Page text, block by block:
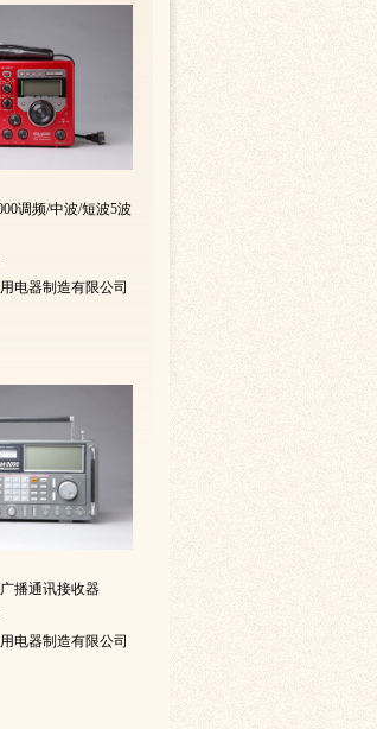
调频/中波/短波5波
电器制造有限公司
播通讯接收器
电器制造有限公司